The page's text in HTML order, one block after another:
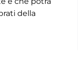
della